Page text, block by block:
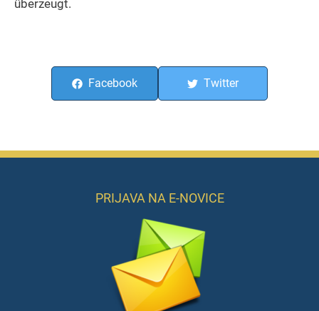
überzeugt.
Facebook Twitter
PRIJAVA NA E-NOVICE